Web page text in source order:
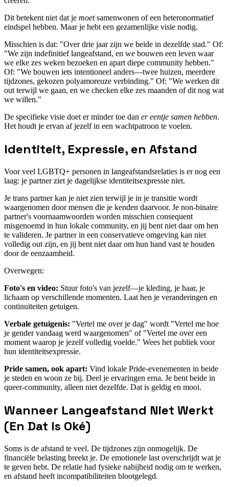
Dit betekent niet dat je moetsamenwonen of een heteronormatief
eindspel hebben. Maar je hebt een gezamenlijke visie nodig.
Misschien is dat: "Over drie jaar zijn we beide in dezelfde stad." Of:
"We zijn indefinitief langeafstand, en we bouwen een leven waar
we elke zes weken bezoeken en apart diepe community hebben."
Of: "We bouwen iets intentioneel anders—twee huizen, meerdere
tijdzones, gekozen polyamoreuze verbinding." Of: "We werken dit
out terwijl we gaan, en we checken elke zes maanden of dit nog wat
we willen."
De specifieke visie doet er minder toe dan er eentje samen hebben.
Het houdt je ervan af jezelf in een wachtpatroon te voelen.
Identiteit, Expressie, en Afstand
Voor veel LGBTQ+ personen in langeafstandsrelaties is er nog een
laag: je partner ziet je dagelijkse identiteitsexpressie niet.
Je trans partner kan je niet zien terwijl je in je transitie wordt
waargenomen door mensen die je kenden daarvoor. Je non-binaire
partner's voornaamwoorden worden misschien consequent
misgenoemd in hun lokale community, en jij bent niet daar om hen
te valideren. Je partner in een conservatieve omgeving kan niet
volledig out zijn, en jij bent niet daar om hun hand vast te houden
door de eenzaamheid.
Overwegen:
Foto's en video: Stuur foto's van jezelf—je kleding, je haar, je
lichaam op verschillende momenten. Laat hen je veranderingen en
continuïteiten getuigen.
Verbale getuigenis: "Vertel me over je dag" wordt "Vertel me hoe
je gender vandaag werd waargenomen" of "Vertel me over een
moment waarop je jezelf volledig voelde." Wees het publiek voor
hun identiteitsexpressie.
Pride samen, ook apart: Vind lokale Pride-evenementen in beide
je steden en woon ze bij. Deel je ervaringen erna. Je bent beide in
queer-community, alleen niet dezelfde. Dat is geldig en mooi.
Wanneer Langeafstand Niet Werkt
(En Dat Is Oké)
Soms is de afstand te veel. De tijdzones zijn onmogelijk. De
financiële belasting breekt je. De emotionele last overschrijdt wat je
te geven hebt. De relatie had fysieke nabijheid nodig om te werken,
en afstand heeft incompatibiliteiten blootgelegd.